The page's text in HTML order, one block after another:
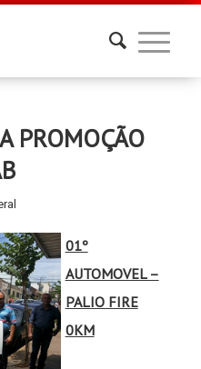
PROMOÇÃO
01º
AUTOMOVEL –
PALIO FIRE
0KM